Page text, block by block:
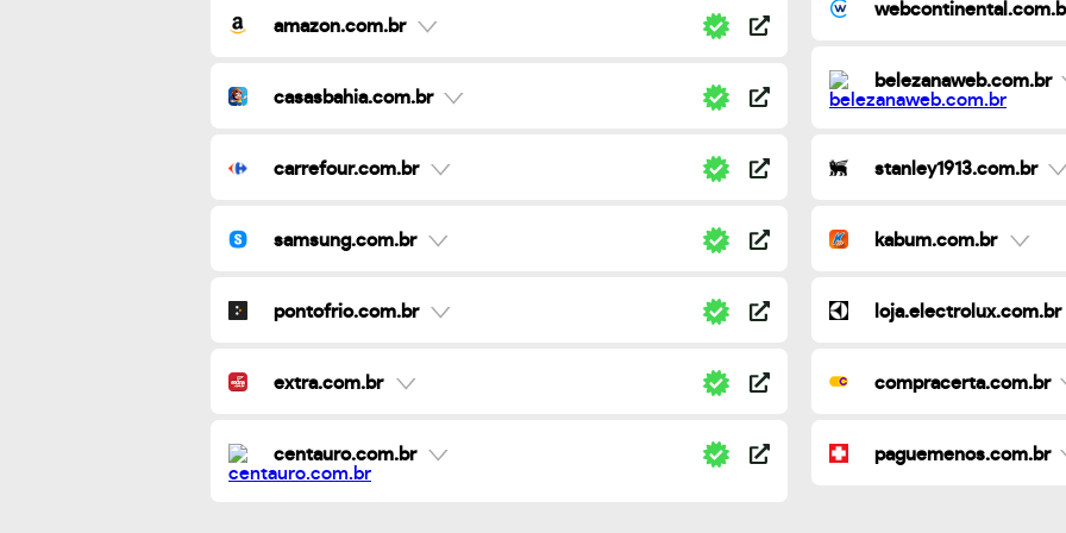
amazon.com.br
casasbahia.com.br
carrefour.com.br
samsung.com.br
pontofrio.com.br
extra.com.br
centauro.com.br
belezanaweb.com.br
stanley1913.com.br
kabum.com.br
loja.electrolux.com.br
compracerta.com.br
paguemenos.com.br